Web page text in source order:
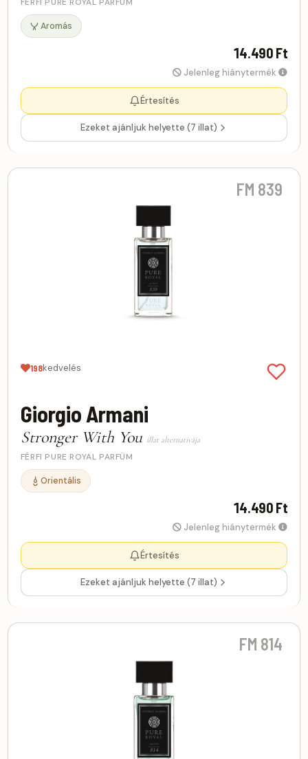
Aromás
14.490 Ft
Jelenleg hiánytermék
Értesítés
Ezeket ajánljuk helyette (7 illat)
FM 839
198kedvelés
Giorgio Armani
Stronger With You illat alternatívája
FÉRFI PURE ROYAL PARFÜM
Orientális
14.490 Ft
Jelenleg hiánytermék
Értesítés
Ezeket ajánljuk helyette (7 illat)
FM 814